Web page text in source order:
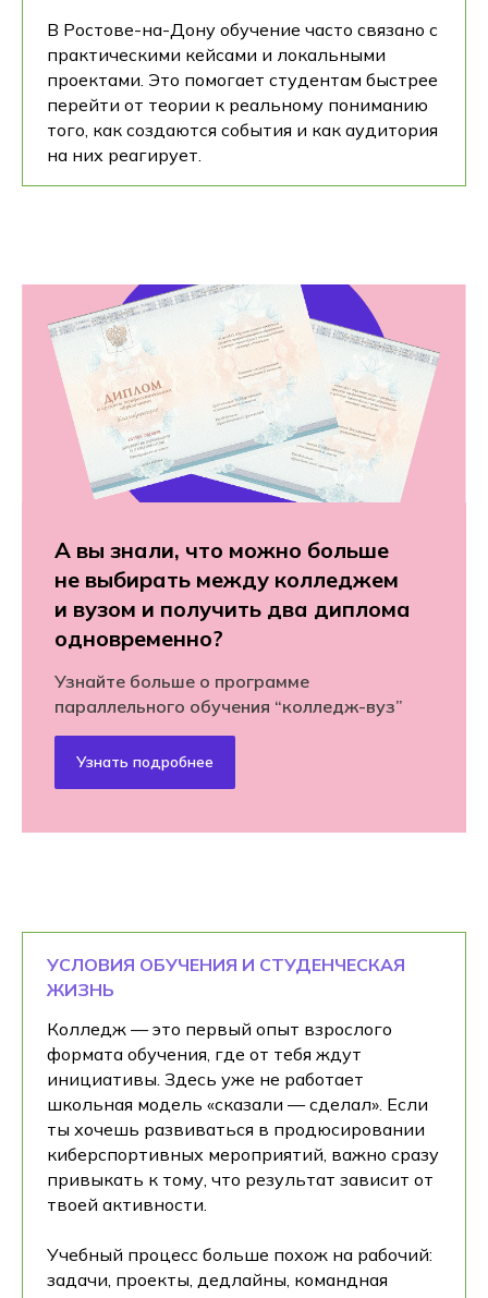
В Ростове-на-Дону обучение часто связано с
практическими кейсами и локальными
проектами. Это помогает студентам быстрее
перейти от теории к реальному пониманию
того, как создаются события и как аудитория
на них реагирует.
А вы знали, что можно больше
не выбирать между колледжем
и вузом и получить два диплома
одновременно?
Узнайте больше о программе
параллельного обучения “колледж-вуз”
Узнать подробнее
УСЛОВИЯ ОБУЧЕНИЯ И СТУДЕНЧЕСКАЯ
ЖИЗНЬ
Колледж — это первый опыт взрослого
формата обучения, где от тебя ждут
инициативы. Здесь уже не работает
школьная модель «сказали — сделал». Если
ты хочешь развиваться в продюсировании
киберспортивных мероприятий, важно сразу
привыкать к тому, что результат зависит от
твоей активности.
Учебный процесс больше похож на рабочий:
задачи, проекты, дедлайны, командная